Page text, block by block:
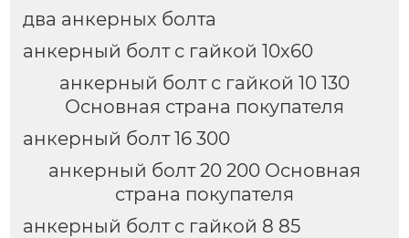
два анкерных болта
анкерный болт с гайкой 10х60
анкерный болт с гайкой 10 130
Основная страна покупателя
анкерный болт 16 300
анкерный болт 20 200 Основная
страна покупателя
анкерный болт с гайкой 8 85